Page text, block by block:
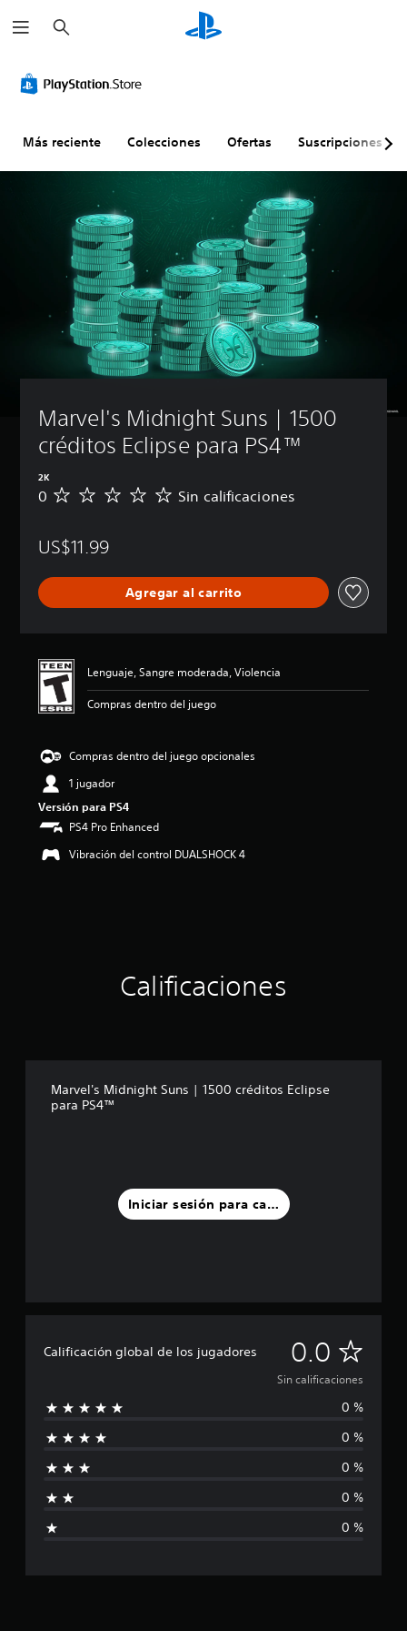
u
s
r
Más reciente Colecciones Ofertas Suscripciones
Marvel's Midnight Suns | 1500
créditos Eclipse para PS4™
2K
S
c
i
a
c
o
s
0 Sin calificaciones
US$11.99
Agregar al carrito
Lenguaje, Sangre moderada, Violencia
Compras dentro del juego
Compras dentro del juego opcionales
1 jugador
Versión para PS4
PS4 Pro Enhanced
Vibración del control DUALSHOCK 4
Calificaciones
Marvel's Midnight Suns | 1500 créditos Eclipse
para PS4™
Iniciar sesión para calificar
Calificación global de los jugadores 0.0 S
i
n
c
a
f
Sin calificaciones
0 %
0 %
0 %
0 %
0 %